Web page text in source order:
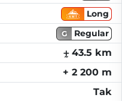
Long
G
Regular
⨦ 43.5 km
+ 2 200 m
Tak